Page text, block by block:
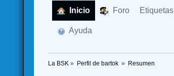
Inicio Foro Etiquetas
Ayuda
La BSK » Perfil de bartok » Resumen